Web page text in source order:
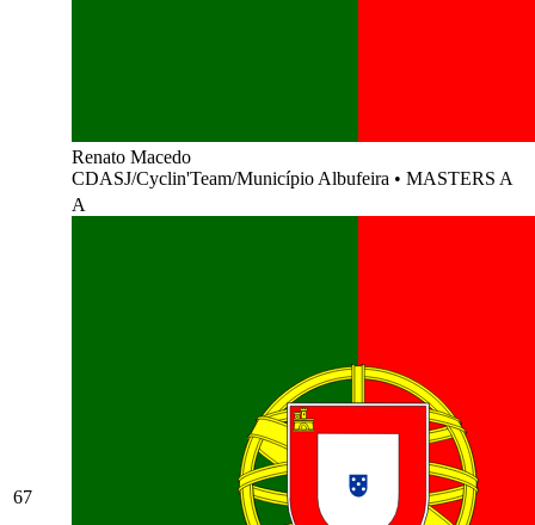
Renato Macedo
CDASJ/Cyclin'Team/Município Albufeira • MASTERS A
67
A